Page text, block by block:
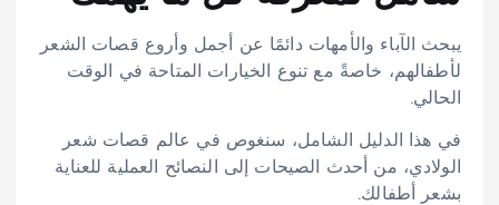
يبحث الآباء والأمهات دائمًا عن أجمل وأروع قصات الشعر
لأطفالهم، خاصةً مع تنوع الخيارات المتاحة في الوقت
الحالي.
في هذا الدليل الشامل، سنغوص في عالم قصات شعر
الولادي، من أحدث الصيحات إلى النصائح العملية للعناية
بشعر أطفالك.